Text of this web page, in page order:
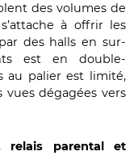
des volumes de
à offrir les
des halls en sur-
est en double-
au palier est limité,
dégagées vers
relais parental et